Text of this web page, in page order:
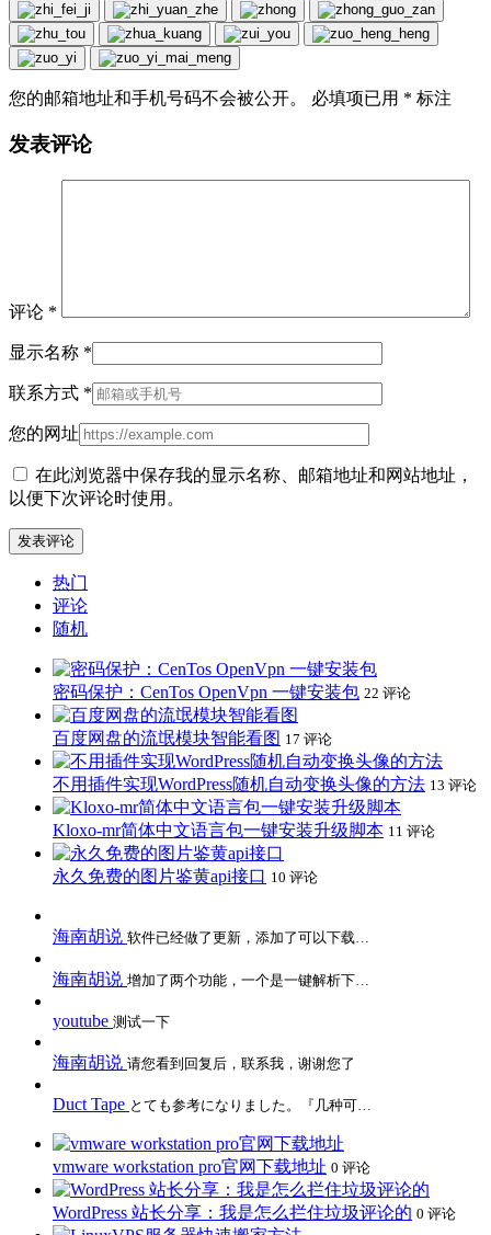
您的邮箱地址和手机号码不会被公开。 必填项已用 * 标注
发表评论
评论 *
显示名称 *
联系方式 *
您的网址
在此浏览器中保存我的显示名称、邮箱地址和网站地址，
以便下次评论时使用。
热门
评论
随机
密码保护：CenTos OpenVpn 一键安装包 22 评论
百度网盘的流氓模块智能看图 17 评论
不用插件实现WordPress随机自动变换头像的方法 13 评论
Kloxo-mr简体中文语言包一键安装升级脚本 11 评论
永久免费的图片鉴黄api接口 10 评论
海南胡说 软件已经做了更新，添加了可以下载…
海南胡说 增加了两个功能，一个是一键解析下…
youtube 测试一下
海南胡说 请您看到回复后，联系我，谢谢您了
Duct Tape とても参考になりました。『几种可…
vmware workstation pro官网下载地址 0 评论
WordPress 站长分享：我是怎么拦住垃圾评论的 0 评论